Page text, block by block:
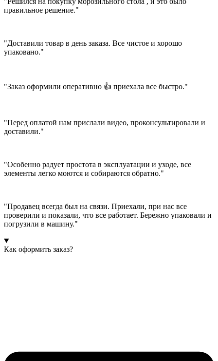
правильное решение."
"Доставили товар в день заказа. Все чистое и хорошо
упаковано."
"Заказ оформили оперативно 👍 приехала все быстро."
"Перед оплатой нам прислали видео, проконсультировали и
доставили."
"Особенно радует простота в эксплуатации и уходе, все
элементы легко моются и собираются обратно."
"Продавец всегда был на связи. Приехали, при нас все
проверили и показали, что все работает. Бережно упаковали и
погрузили в машину."
Как оформить заказ?